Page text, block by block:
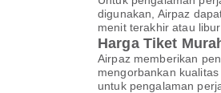
digunakan, Airpaz
menit terakhir atau
Harga Tiket
Airpaz memberikan
mengorbankan
untuk pengalaman